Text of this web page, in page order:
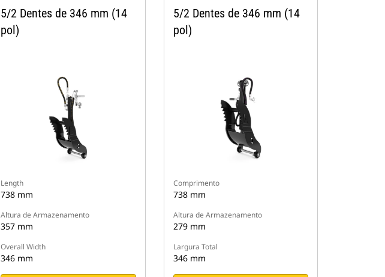
5/2 Dentes de 346 mm (14
pol)
Length
738 mm
Altura de Armazenamento
357 mm
Overall Width
346 mm
5/2 Dentes de 346 mm (14
pol)
Comprimento
738 mm
Altura de Armazenamento
279 mm
Largura Total
346 mm